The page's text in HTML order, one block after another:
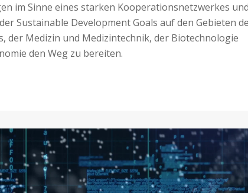
im Sinne eines starken Kooperationsnetzwerkes und
Sustainable Development Goals auf den Gebieten
der Medizin und Medizintechnik, der Biotechnologie
den Weg zu bereiten.